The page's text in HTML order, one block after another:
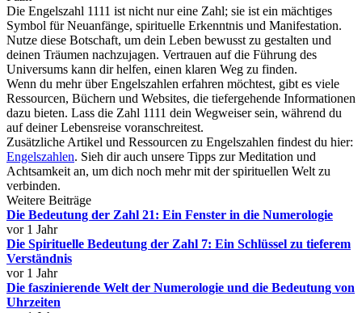
Die Engelszahl 1111 ist nicht nur eine Zahl; sie ist ein mächtiges
Symbol für Neuanfänge, spirituelle Erkenntnis und Manifestation.
Nutze diese Botschaft, um dein Leben bewusst zu gestalten und
deinen Träumen nachzujagen. Vertrauen auf die Führung des
Universums kann dir helfen, einen klaren Weg zu finden.
Wenn du mehr über Engelszahlen erfahren möchtest, gibt es viele
Ressourcen, Büchern und Websites, die tiefergehende Informationen
dazu bieten. Lass die Zahl 1111 dein Wegweiser sein, während du
auf deiner Lebensreise voranschreitest.
Zusätzliche Artikel und Ressourcen zu Engelszahlen findest du hier:
Engelszahlen. Sieh dir auch unsere Tipps zur Meditation und
Achtsamkeit an, um dich noch mehr mit der spirituellen Welt zu
verbinden.
Weitere Beiträge
Die Bedeutung der Zahl 21: Ein Fenster in die Numerologie
vor 1 Jahr
Die Spirituelle Bedeutung der Zahl 7: Ein Schlüssel zu tieferem
Verständnis
vor 1 Jahr
Die faszinierende Welt der Numerologie und die Bedeutung von
Uhrzeiten